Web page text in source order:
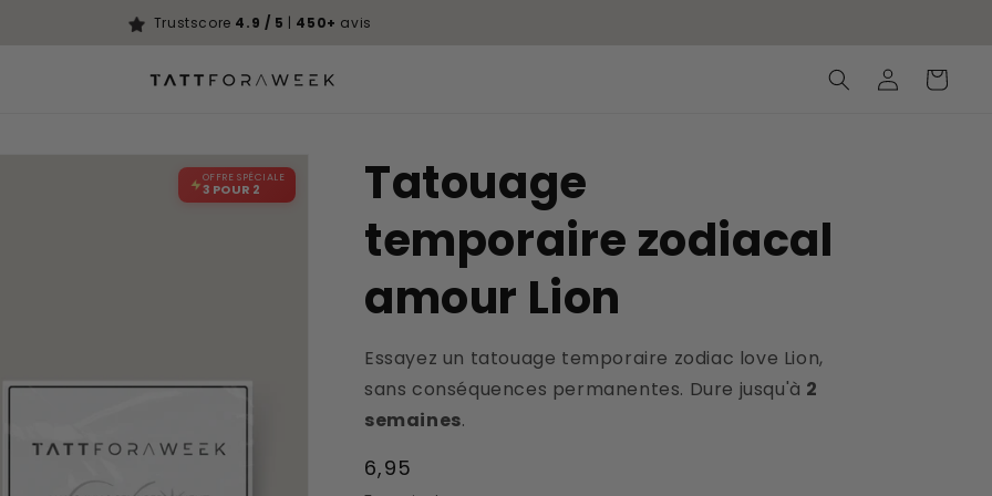
Trustscore 4.9 / 5 | 450+ avis
ConnexionPanier
OFFRE SPÉCIALE
3 POUR 2
Tatouage
temporaire zodiacal
amour Lion
Essayez un tatouage temporaire zodiac love Lion,
sans conséquences permanentes. Dure jusqu'à 2
semaines.
Prix
6,95